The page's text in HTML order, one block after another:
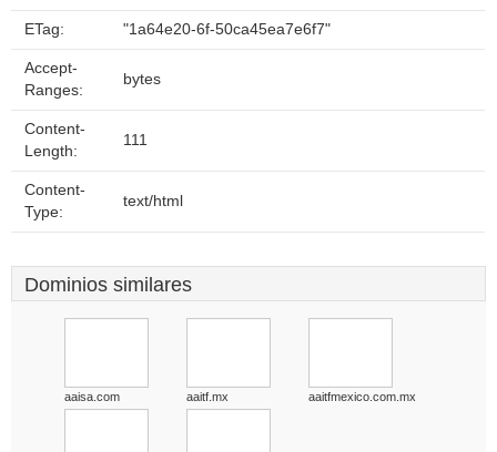
ETag: "1a64e20-6f-50ca45ea7e6f7"
Accept-
Ranges:
bytes
Content-
Length:
111
Content-
Type:
text/html
Dominios similares
aaisa.com aaitf.mx aaitfmexico.com.mx